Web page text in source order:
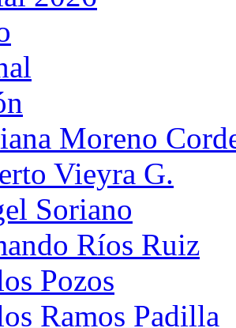
Moreno
Vieyra G.
Soriano
Ríos Ruiz
Pozos
Ramos Padilla